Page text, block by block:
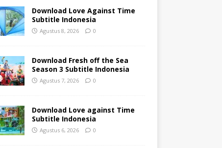
Download Love Against Time
Subtitle Indonesia
Agustus 8, 2026 0
Download Fresh off the Sea
Season 3 Subtitle Indonesia
Agustus 7, 2026 0
Download Love against Time
Subtitle Indonesia
Agustus 6, 2026 0